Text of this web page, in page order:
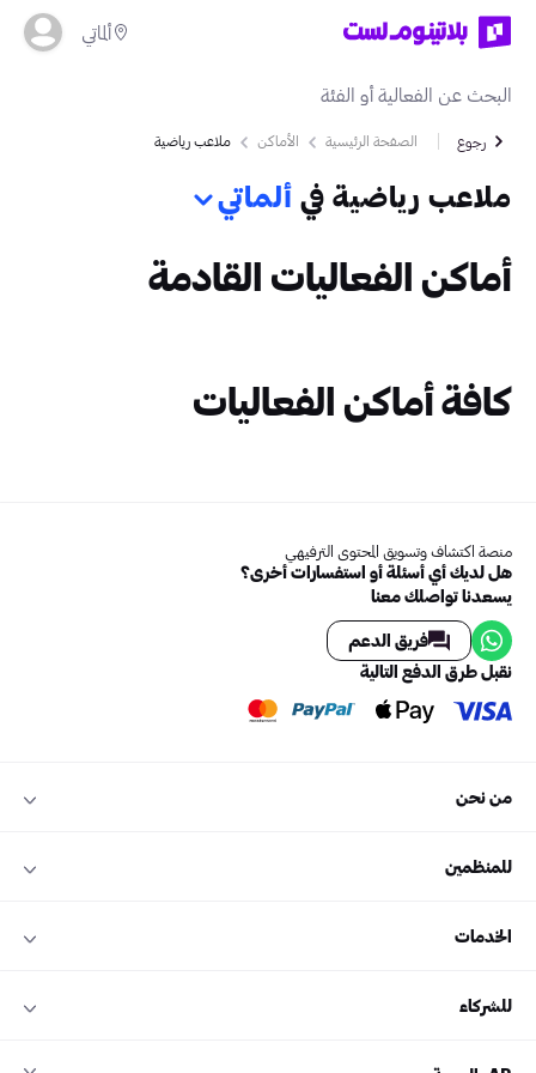
ألماتي
رجوع الصفحة الرئيسية الأماكن ملاعب رياضية
ملاعب رياضية في ألماتي
أماكن الفعاليات القادمة
كافة أماكن الفعاليات
منصة اكتشاف وتسويق المحتوى الترفيهي
هل لديك أي أسئلة أو استفسارات أخرى؟
يسعدنا تواصلك معنا
فريق الدعم
نقبل طرق الدفع التالية
من نحن
للمنظمين
الخدمات
للشركاء